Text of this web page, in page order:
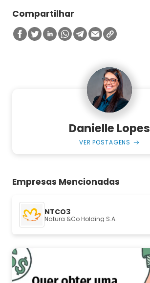
Compartilhar
Danielle Lopes
VER POSTAGENS
Empresas Mencionadas
NTCO3
Natura &Co Holding S.A.